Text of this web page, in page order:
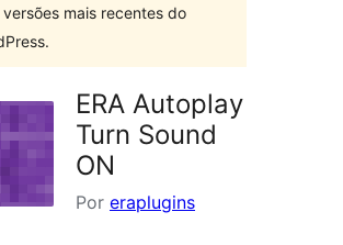
mais recentes do
ERA Autoplay
Turn Sound
ON
Por eraplugins